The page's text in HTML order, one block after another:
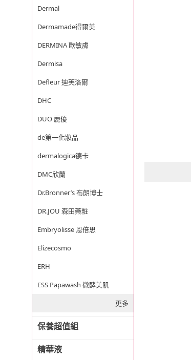
Dermal
Dermamade得爾美
DERMINA 歐敏膚
Dermisa
Defleur 迪芙洛爾
DHC
DUO 麗優
de第一化妝品
dermalogica德卡
DMC欣蘭
Dr.Bronner’s 布朗博士
DR.JOU 森田藥粧
Embryolisse 恩倍思
Elizecosmo
ERH
ESS Papawash 微酵美肌
更多
保養超值組
精華液